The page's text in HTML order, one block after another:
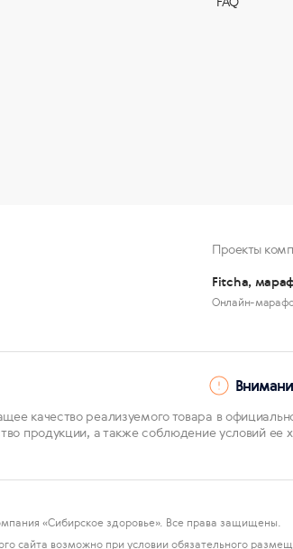
Проекты
Fitcha,
Онлайн-
качество реализуемого товара в
продукции, а также соблюдение условий
«Сибирское здоровье». Все права защищены.
сайта возможно при условии обязательного